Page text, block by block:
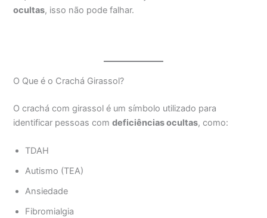
ocultas, isso não pode falhar.
O Que é o Crachá Girassol?
O crachá com girassol é um símbolo utilizado para
identificar pessoas comdeficiências ocultas, como:
TDAH
Autismo (TEA)
Ansiedade
Fibromialgia